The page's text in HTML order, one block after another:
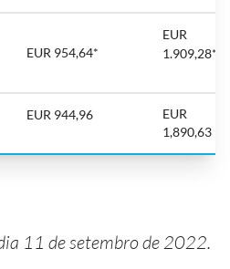
EUR 954,64*
EUR
1.909,28*
EUR 944,96
EUR
1,890,63
11 de setembro de 2022.